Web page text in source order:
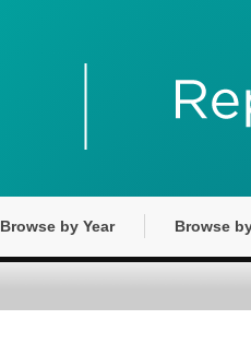
Browse by Year Browse